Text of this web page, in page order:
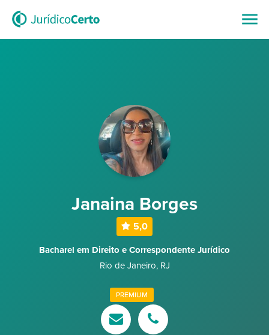
Janaina Borges
5,0
Bacharel em Direito e Correspondente Jurídico
Rio de Janeiro, RJ
PREMIUM